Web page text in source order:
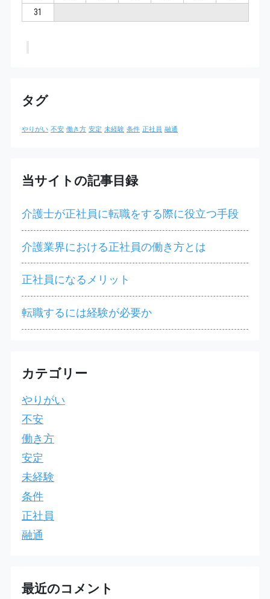
31
タグ
やりがい 不安 働き方 安定 未経験 条件 正社員 融通
当サイトの記事目録
介護士が正社員に転職をする際に役立つ手段
介護業界における正社員の働き方とは
正社員になるメリット
転職するには経験が必要か
カテゴリー
やりがい
不安
働き方
安定
未経験
条件
正社員
融通
最近のコメント